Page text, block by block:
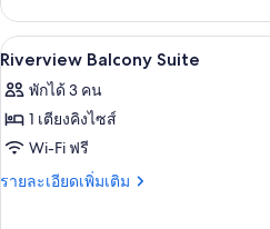
เกี่ยว
กับ
Thames
เปิด
ภาพถ่าย
ทั้งหมด
ของ
Riverview
เ
8
Riverview Balcony Suite
พักได้ 3 คน
1 เตียงคิงไซส์
Wi-Fi ฟรี
รายละเอียดเพิ่มเติม
ราย